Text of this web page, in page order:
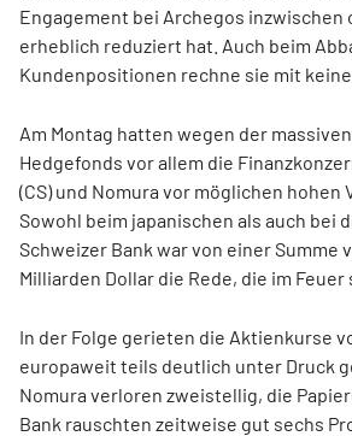
Engagement bei Archegos inzwischen
erheblich reduziert hat. Auch beim
Kundenpositionen rechne sie mit
Am Montag hatten wegen der
Hedgefonds vor allem die
(CS) und Nomura vor möglichen hohen
Sowohl beim japanischen als auch bei
Schweizer Bank war von einer Summe
Milliarden Dollar die Rede, die im Feuer
In der Folge gerieten die Aktienkurse
europaweit teils deutlich unter Druck
Nomura verloren zweistellig, die
Bank rauschten zeitweise gut sechs